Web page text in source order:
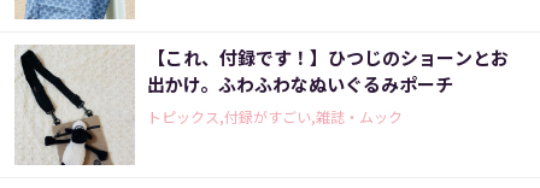
【これ、付録です！】ひつじのショーンとお
出かけ。ふわふわなぬいぐるみポーチ
トピックス,付録がすごい,雑誌・ムック